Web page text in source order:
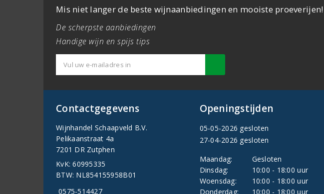
Mis niet langer de beste wijnaanbiedingen en mooiste proeverijen!
De scherpste aanbiedingen
Handige wijn en spijs tips
Contactgegevens
Wijnhandel Schaapveld B.V.
Pelikaanstraat 4a
7201 DR Zutphen
KvK: 60995335
BTW: NL854155958B01
0575-514427
Openingstijden
05-05-2026 gesloten
27-04-2026 gesloten
Maandag:
Gesloten
Dinsdag:
10:00 - 18:00 uur
Woensdag:
10:00 - 18:00 uur
Donderdag:
10:00 - 18:00 uur